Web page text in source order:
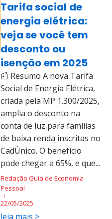
Tarifa social de
energia elétrica:
veja se você tem
desconto ou
isenção em 2025
📰 Resumo A nova Tarifa
Social de Energia Elétrica,
criada pela MP 1.300/2025,
amplia o desconto na
conta de luz para famílias
de baixa renda inscritas no
CadÚnico. O benefício
pode chegar a 65%, e que...
Redação Guia de Economia
Pessoal
22/05/2025
leia mais >